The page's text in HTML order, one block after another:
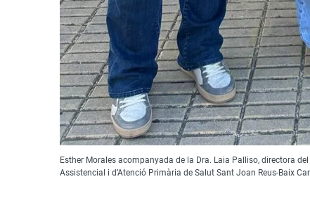
Esther Morales acompanyada de la Dra. Laia Palliso, directora
Assistencial i d’Atenció Primària de Salut Sant Joan Reus-Baix